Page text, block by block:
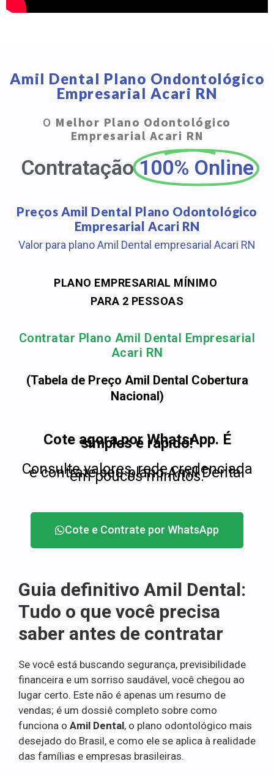
Amil Dental Plano Ondontológico
Empresarial Acari RN
O Melhor Plano Odontológico
Empresarial Acari RN
Contratação 100% Online
Preços Amil Dental Plano Odontológico
Empresarial Acari RN
Valor para plano Amil Dental empresarial Acari RN
PLANO EMPRESARIAL MÍNIMO
PARA 2 PESSOAS
Contratar Plano Amil Dental Empresarial
Acari RN
(Tabela de Preço Amil Dental Cobertura
Nacional)
Cote agora por WhatsApp. É
simples e rápido!
Consulte valores, rede credenciada
e contrate seu plano Amil Dental
em poucos minutos.
Cote e Contrate por WhatsApp
Guia definitivo Amil Dental:
Tudo o que você precisa
saber antes de contratar
Se você está buscando segurança, previsibilidade
financeira e um sorriso saudável, você chegou ao
lugar certo. Este não é apenas um resumo de
vendas; é um dossiê completo sobre como
funciona o Amil Dental, o plano odontológico mais
desejado do Brasil, e como ele se aplica à realidade
das famílias e empresas brasileiras.